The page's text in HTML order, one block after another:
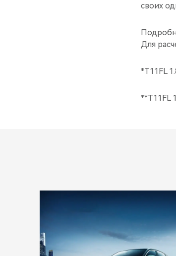
своих
Для
*T11FL
**T11FL